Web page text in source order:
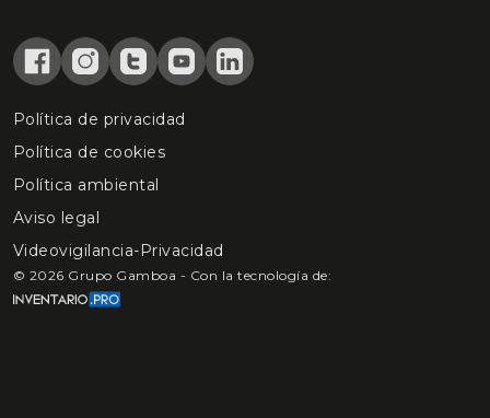
Política de privacidad
Política de cookies
Política ambiental
Aviso legal
Videovigilancia-Privacidad
© 2026 Grupo Gamboa - Con la tecnología de: